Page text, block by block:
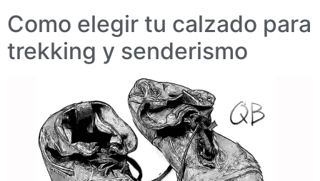
Como elegir tu calzado para
trekking y senderismo